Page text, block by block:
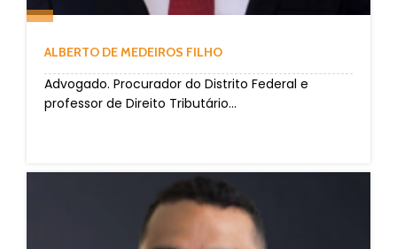
ALBERTO DE MEDEIROS FILHO
Advogado. Procurador do Distrito Federal e
professor de Direito Tributário...